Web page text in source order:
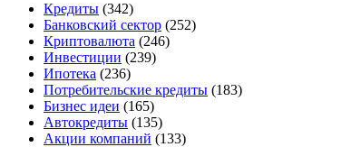
Кредиты (342)
Банковский сектор (252)
Криптовалюта (246)
Инвестиции (239)
Ипотека (236)
Потребительские кредиты (183)
Бизнес идеи (165)
Автокредиты (135)
Акции компаний (133)